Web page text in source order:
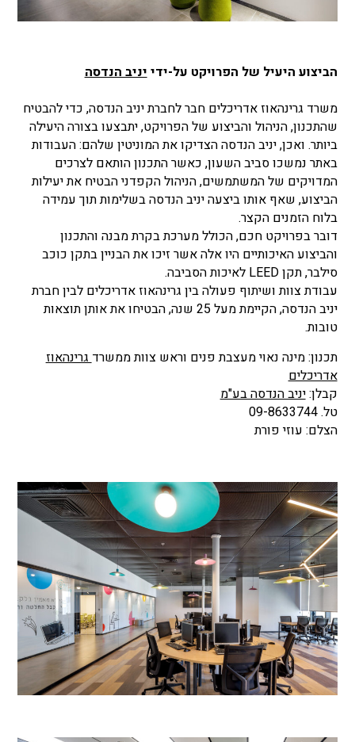
הביצוע היעיל של הפרויקט על-ידייניב הנדסה
משרד גרינהאוז אדריכלים חבר לחברת יניב הנדסה, כדי להבטיח
שהתכנון, הניהול והביצוע של הפרויקט, יתבצעו בצורה היעילה
ביותר. ואכן, יניב הנדסה הצדיקו את המוניטין שלהם: העבודות
באתר נמשכו סביב השעון, כאשר התכנון הותאם לצרכים
המדויקים של המשתמשים, הניהול הקפדני הבטיח את יעילות
הביצוע, שאף אותו ביצעה יניב הנדסה בשלימות תוך עמידה
בלוח הזמנים הקצר.
דובר בפרויקט חכם, הכולל מערכת בקרת מבנה והתכנון
והביצוע האיכותיים היו אלה אשר זיכו את הבניין בתקן כוכב
סילבר, תקן LEED לאיכות הסביבה.
עבודת צוות ושיתוף פעולה בין גרינהאוז אדריכלים לבין חברת
יניב הנדסה, הקיימת מעל 25 שנה, הבטיחו את אותן תוצאות
טובות.
תכנון: מינה נאוי מעצבת פנים וראש צוות ממשרדגרינהאוז
אדריכלים
קבלן:יניב הנדסה בע"מ
טל. 09-8633744
הצלם: עוזי פורת